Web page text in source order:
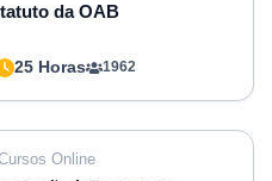
da OAB
25 Horas 1962
Online